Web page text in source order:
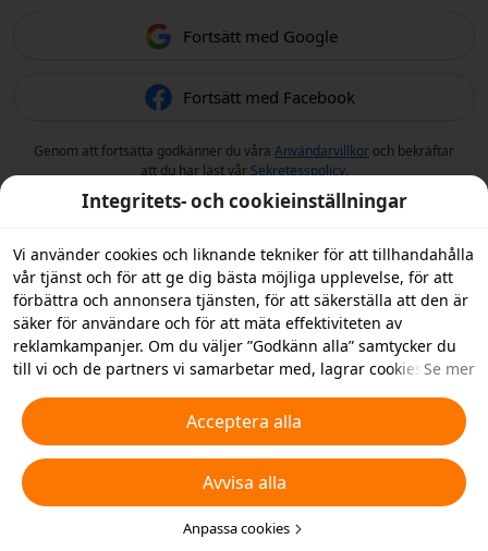
Fortsätt med Google
Fortsätt med Facebook
Genom att fortsätta godkänner du våra Användarvillkor och bekräftar
att du har läst vår Sekretesspolicy.
Integritets- och cookieinställningar
Vi använder cookies och liknande tekniker för att tillhandahålla
vår tjänst och för att ge dig bästa möjliga upplevelse, för att
förbättra och annonsera tjänsten, för att säkerställa att den är
säker för användare och för att mäta effektiviteten av
reklamkampanjer. Om du väljer ”Godkänn alla” samtycker du
till vi och de partners vi samarbetar med, lagrar cookies och
”Avvisa alla” icke-nödvändiga cookies och du kan välja vilka
typer av cookies du vill acceptera eller inaktivera genom att
klicka på ”Anpassa cookies” nedan, eller när som helst ändra
detta i dina sekretessinställningar. Vi samlar inte in cookies för
spårningsändamål i iOS-appen. För mer information, se vår
cookies och liknande tekniker.
Se mer
Acceptera alla
Avvisa alla
Anpassa cookies